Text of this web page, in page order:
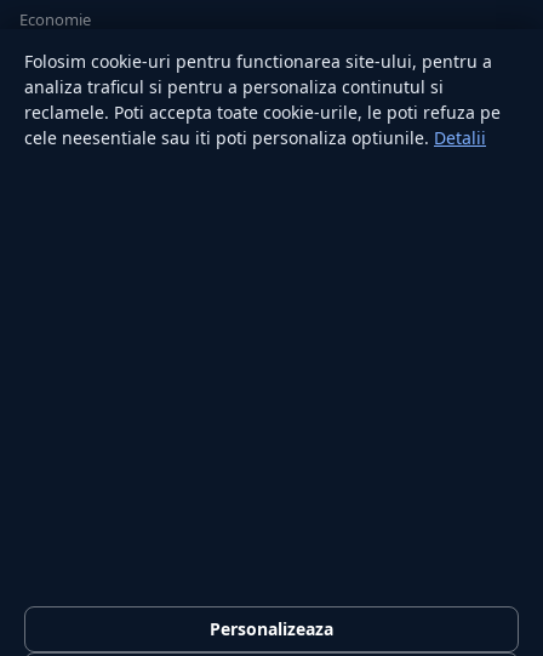
Economie
Sănătate
Utile
RUBRICI
Folosim cookie-uri pentru functionarea site-ului, pentru a
analiza traficul si pentru a personaliza continutul si
reclamele. Poti accepta toate cookie-urile, le poti refuza pe
cele neesentiale sau iti poti personaliza optiunile. Detalii
Personalizeaza